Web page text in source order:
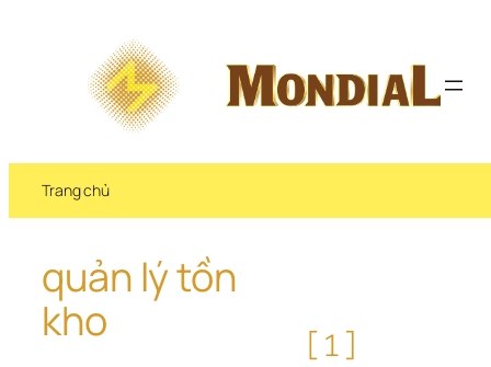
Trang chủ
quản lý tồn
kho
[1]